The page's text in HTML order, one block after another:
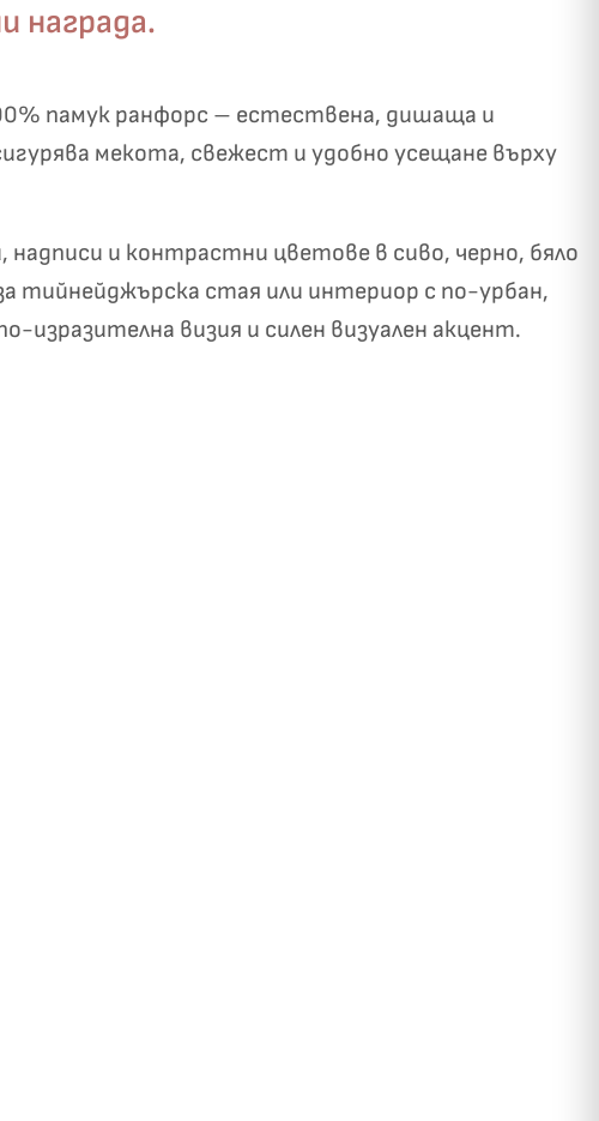
награда.
памук ранфорс – естествена, дишаща и
мекота, свежест и удобно усещане върху
и контрастни цветове в сиво, черно, бяло
тийнейджърска стая или интериор с по-урбан,
изразителна визия и силен визуален акцент.
от Рози